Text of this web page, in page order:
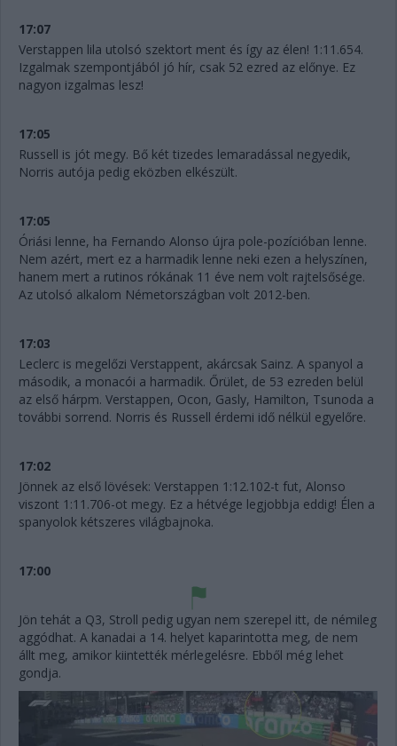
17:07
Verstappen lila utolsó szektort ment és így az élen! 1:11.654.
Izgalmak szempontjából jó hír, csak 52 ezred az előnye. Ez
nagyon izgalmas lesz!
17:05
Russell is jót megy. Bő két tizedes lemaradással negyedik,
Norris autója pedig eközben elkészült.
17:05
Óriási lenne, ha Fernando Alonso újra pole-pozícióban lenne.
Nem azért, mert ez a harmadik lenne neki ezen a helyszínen,
hanem mert a rutinos rókának 11 éve nem volt rajtelsősége.
Az utolsó alkalom Németországban volt 2012-ben.
17:03
Leclerc is megelőzi Verstappent, akárcsak Sainz. A spanyol a
második, a monacói a harmadik. Őrület, de 53 ezreden belül
az első hárpm. Verstappen, Ocon, Gasly, Hamilton, Tsunoda a
további sorrend. Norris és Russell érdemi idő nélkül egyelőre.
17:02
Jönnek az első lövések: Verstappen 1:12.102-t fut, Alonso
viszont 1:11.706-ot megy. Ez a hétvége legjobbja eddig! Élen a
spanyolok kétszeres világbajnoka.
17:00
Jön tehát a Q3, Stroll pedig ugyan nem szerepel itt, de némileg
aggódhat. A kanadai a 14. helyet kaparintotta meg, de nem
állt meg, amikor kiintették mérlegelésre. Ebből még lehet
gondja.